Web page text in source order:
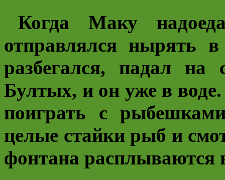
Когда Маку
отправлялся нырять
разбегался, падал
Бултых, и он уже в
поиграть с
целые стайки рыб и
фонтана расплываются